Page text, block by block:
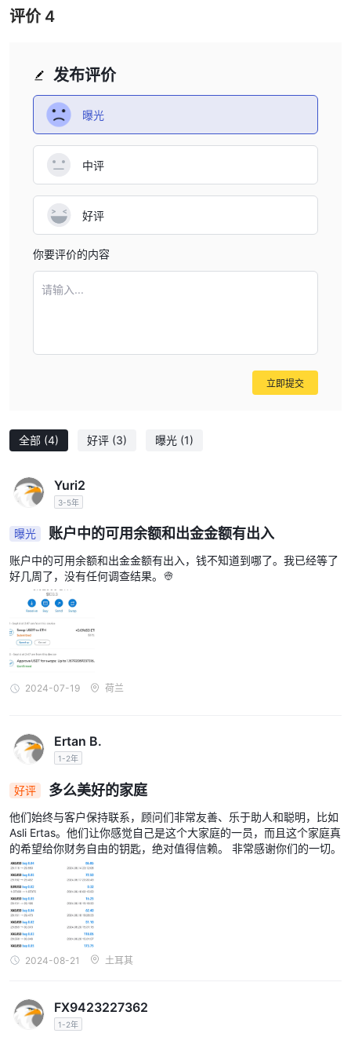
股票：其点差
衡保护，客户的账户余额不会亏损超过账户余额，提供安全的交易体
验。此外，交易环境透明。
指数： 旨在为交易者提供竞争优势，点差
快的执行速度为自豪，确保交易迅速处理以利用市场走势。该账户无
大宗商品： 它提供有利的交易设置，点差
类型以其超快的执行速度脱颖而出，确保订单迅速处理，使交易者能
够充分利用不断变化的大宗商品市场。此外，交易者通过负债平衡保
护获得一层财务保障，保证不会亏损超过初始存款，从而避免欠经纪
人债务。
加密货币：大宗商品账户以仅从0.1点开始的超窄点差脱颖而
出，实现了高效的成本效益交易。它承诺超快的执行速度，确保及时
资金。
从1.3点起，结合超快的
执行速度，实现快速高效的市场进出。这种无交易台账户确保直接市
易者欠债超过初始投资，确保其财务安全。
贵金属：它以 仅0.1点起的极低点差
抓住市场机会。提供深入的市场洞察，使交易者全面了解商品的趋势
和模式。负债平衡保护的引入意味着交易者不会承担超过账户余额的
损失，从而减轻财务风险。
交易平台
NextLevel Trade 专门使用移动平台和MT5平台
兼容iOS和Android智能手机。利用移动应用程序的功能，在任何地
方收集数据，进行详细分析，并执行外汇交易。
客户支持
info@nextlevelfxtrade.com，(+382) 69 431752
结论
同时提供广泛使用的移动平台和MT5平台，为灵活和便捷的交易机
会提供便利。然而，缺乏教育资源和公司政策不明确可能给寻求全面
指导的交易者带来挑战。
常见问题
NextLevel Trade在哪里注册？
NextLevel Trade注册在科摩罗，具体地址是科摩罗联盟莫埃利岛的
博诺沃路。
NextLevel Trade提供哪些交易平台？
NextLevel Trade提供MetaTrader 5（MT5）平台以及适用于iOS和
NextLevel Trade是否拥有任何监管许可证？
NextLevel Trade在没有任何监管许可证的情况下运营，表明它没有
全部 (4) 好评 (3) 曝光 (1)
Yuri2
3-5年
曝光 账户中的可用余额和出金金额有出入
账户中的可用余额和出金金额有出入，钱不知道到哪了。我已经等了
好几周了，没有任何调查结果。👳
2024-07-19 荷兰
Ertan B.
1-2年
好评 多么美好的家庭
他们始终与客户保持联系，顾问们非常友善、乐于助人和聪明，比如
Asli Ertas。他们让你感觉自己是这个大家庭的一员，而且这个家庭真
的希望给你财务自由的钥匙，绝对值得信赖。 非常感谢你们的一切。
2024-08-21 土耳其
FX9423227362
1-2年
发布评价
曝光
中评
好评
你要评价的内容
请输入...
立即提交
评价4